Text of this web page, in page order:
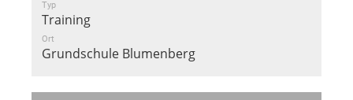
Typ
Training
Ort
Grundschule Blumenberg